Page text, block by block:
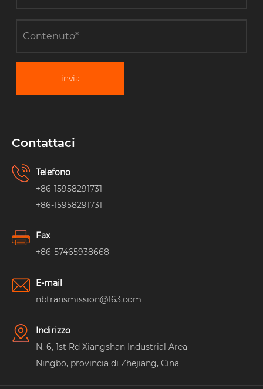
invia
Contattaci
Telefono
+86-15958291731
+86-15958291731
Fax
+86-57465938668
E-mail
nbtransmission@163.com
Indirizzo
N. 6, 1st Rd Xiangshan Industrial Area
Ningbo, provincia di Zhejiang, Cina